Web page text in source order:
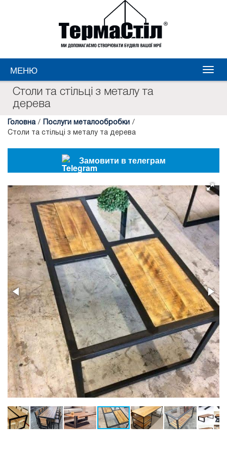
МЕНЮ
Столи та стільці з металу та
дерева
Головна / Послуги металообробки /
Столи та стільці з металу та дерева
Замовити в телеграм